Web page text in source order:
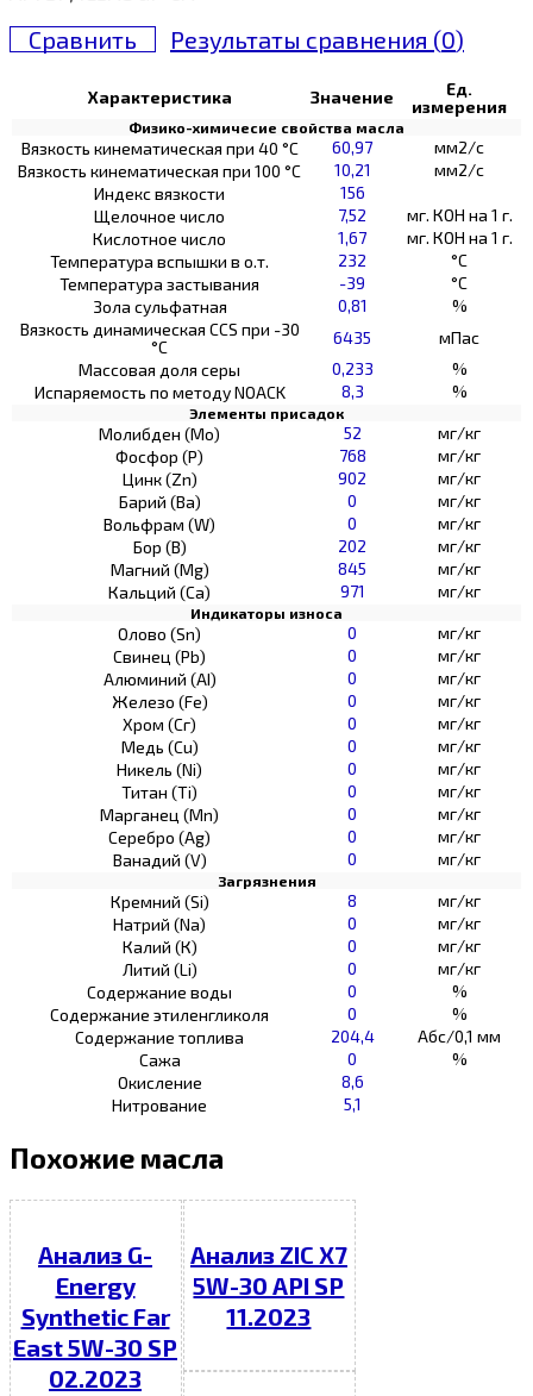
Сравнить Результаты сравнения (0)
Характеристика Значение
Ед.
измерения
Физико-химичесие свойства масла
Вязкость кинематическая при 40 °С 60,97
мм2/с
Вязкость кинематическая при 100 °С
10,21
мм2/с
Индекс вязкости
156
Щелочное число
7,52
мг. КОН на 1 г.
Кислотное число
1,67
мг. КОН на 1 г.
Температура вспышки в о.т.
232
°C
Температура застывания
-39
°C
Зола сульфатная
0,81
%
Вязкость динамическая CCS при -30
°С
6435
мПас
Массовая доля серы
0,233
%
Испаряемость по методу NOACK
8,3 %
Элементы присадок
Молибден (Мо) 52
мг/кг
Фосфор (Р)
768
мг/кг
Цинк (Zn)
902
мг/кг
Барий (Ва)
0
мг/кг
Вольфрам (W)
0
мг/кг
Бор (В)
202
мг/кг
Магний (Mg)
845
мг/кг
Кальций (Са)
971 мг/кг
Индикаторы износа
Олово (Sn) 0
мг/кг
Свинец (Pb)
0
мг/кг
Алюминий (AI)
0
мг/кг
Железо (Fe)
0
мг/кг
Хром (Сг)
0
мг/кг
Медь (Cu)
0
мг/кг
Никель (Ni)
0
мг/кг
Титан (Ti)
0
мг/кг
Марганец (Mn)
0
мг/кг
Серебро (Ag)
0
мг/кг
Ванадий (V)
0 мг/кг
Загрязнения
Кремний (Si) 8
мг/кг
Натрий (Na)
0
мг/кг
Калий (К)
0
мг/кг
Литий (Li)
0
мг/кг
Содержание воды
0
%
Содержание этиленгликоля
0
%
Содержание топлива
204,4
Абс/0,1 мм
Сажа
0
%
Окисление
8,6
Нитрование
5,1
Похожие масла
Анализ G-
Energy
Synthetic Far
East 5W-30 SP
02.2023
Анализ ZIC X7
5W-30 API SP
11.2023